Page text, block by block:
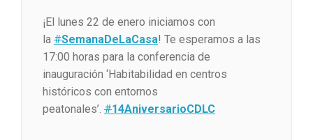
¡El lunes 22 de enero iniciamos con
la #SemanaDeLaCasa! Te esperamos a las
17:00 horas para la conferencia de
inauguración ‘Habitabilidad en centros
históricos con entornos
peatonales’. #14AniversarioCDLC